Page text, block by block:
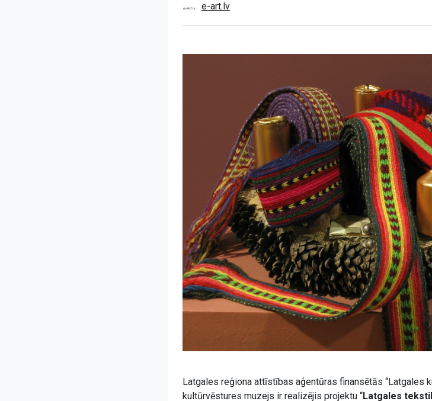
e-art.lv
Latgales reģiona attīstības aģentūras finansētās “Latgales
kultūrvēstures muzejs ir realizējis projektu “Latgales